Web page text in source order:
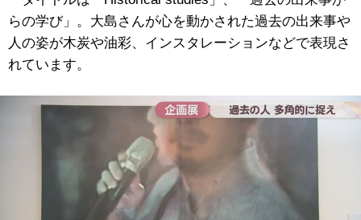
らの学び」。大島さんが心を動かされた過去の出来事や
人の姿が木炭や油彩、インスタレーションなどで表現さ
れています。